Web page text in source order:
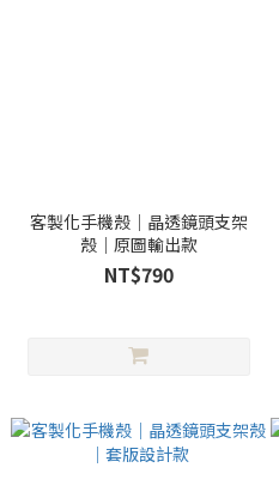
客製化手機殼｜晶透鏡頭支架
殼｜原圖輸出款
NT$790